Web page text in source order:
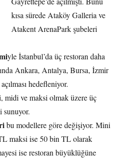
kısa sürede Ataköy Galleria ve
Atakent ArenaPark şubeleri
yle İstanbul’da üç restoran daha
Ankara, Antalya, Bursa, İzmir
hedefleniyor.
midi ve maksi olmak üzere üç
sunuyor.
bu modellere göre değişiyor. Mini
maksi ise 50 bin TL olarak
ise restoran büyüklüğüne